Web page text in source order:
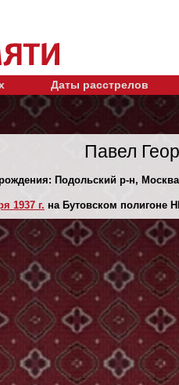
Даты расстрелов
Павел
рождения: Подольский р-н,
1937 г. на Бутовском полигоне